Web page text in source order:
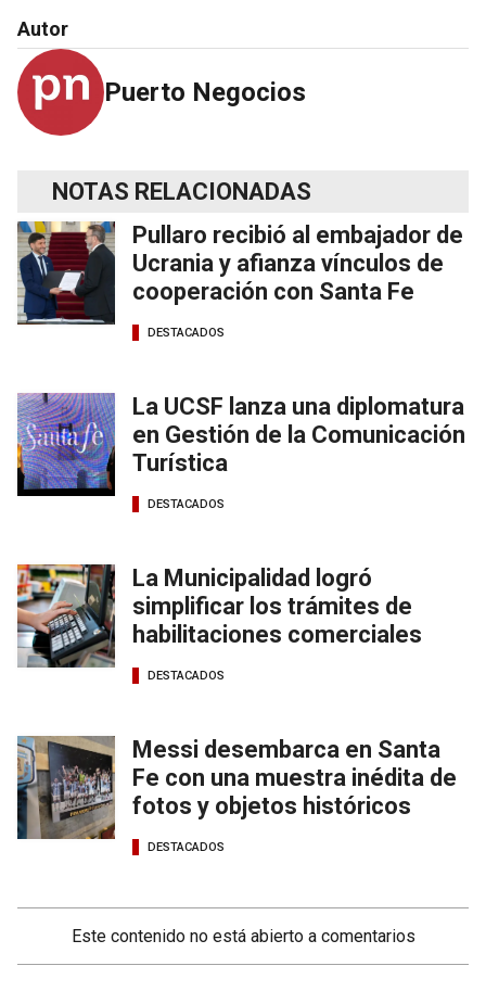
Autor
Puerto Negocios
NOTAS RELACIONADAS
Pullaro recibió al embajador de
Ucrania y afianza vínculos de
cooperación con Santa Fe
DESTACADOS
La UCSF lanza una diplomatura
en Gestión de la Comunicación
Turística
DESTACADOS
La Municipalidad logró
simplificar los trámites de
habilitaciones comerciales
DESTACADOS
Messi desembarca en Santa
Fe con una muestra inédita de
fotos y objetos históricos
DESTACADOS
Este contenido no está abierto a comentarios